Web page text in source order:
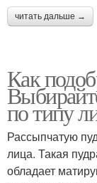
читать дальше →
Как
по типу
Рассыпчатую
лица. Такая
обладает